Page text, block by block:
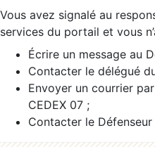
Vous avez signalé au
services du portail et vous
Écrire un message au
Contacter le délégué
Envoyer un courrier
CEDEX 07 ;
Contacter le